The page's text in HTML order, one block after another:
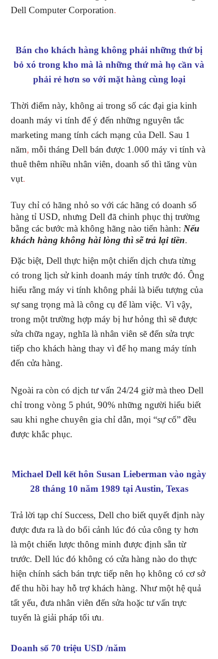
Dell Computer Corporation.
Bán cho khách hàng không phải những thứ bị
bỏ xó trong kho mà là những thứ mà họ cần và
phải rẻ hơn so với mặt hàng cùng loại
Thời điểm này, không ai trong số các đại gia kinh
doanh máy vi tính để ý đến những nguyên tắc
marketing mang tính cách mạng của Dell. Sau 1
năm, mỗi tháng Dell bán được 1.000 máy vi tính và
thuê thêm nhiều nhân viên, doanh số thì tăng vùn
vụt.
Tuy chỉ có hãng nhỏ so với các hãng có doanh số
hàng tỉ USD, nhưng Dell đã chinh phục thị trường
bằng các bước mà không hãng nào tiến hành: Nếu
khách hàng không hài lòng thì sẽ trả lại tiền.
Đặc biệt, Dell thực hiện một chiến dịch chưa từng
có trong lịch sử kinh doanh máy tính trước đó. Ông
hiểu rằng máy vi tính không phải là biểu tượng của
sự sang trọng mà là công cụ để làm việc. Vì vậy,
trong một trường hợp máy bị hư hỏng thì sẽ được
sửa chữa ngay, nghĩa là nhân viên sẽ đến sửa trực
tiếp cho khách hàng thay vì để họ mang máy tính
đến cửa hàng.
Ngoài ra còn có dịch tư vấn 24/24 giờ mà theo Dell
chỉ trong vòng 5 phút, 90% những người hiểu biết
sau khi nghe chuyên gia chỉ dẫn, mọi “sự cố” đều
được khắc phục.
Michael Dell kết hôn Susan Lieberman vào ngày
28 tháng 10 năm 1989 tại Austin, Texas
Trả lời tạp chí Success, Dell cho biết quyết định này
được đưa ra là do bối cảnh lúc đó của công ty hơn
là một chiến lược thông minh được định sẵn từ
trước. Dell lúc đó không có cửa hàng nào do thực
hiện chính sách bán trực tiếp nên họ không có cơ sở
để thu hồi hay hỗ trợ khách hàng. Như một hệ quả
tất yếu, đưa nhân viên đến sửa hoặc tư vấn trực
tuyến là giải pháp tối ưu.
Doanh số 70 triệu USD /năm